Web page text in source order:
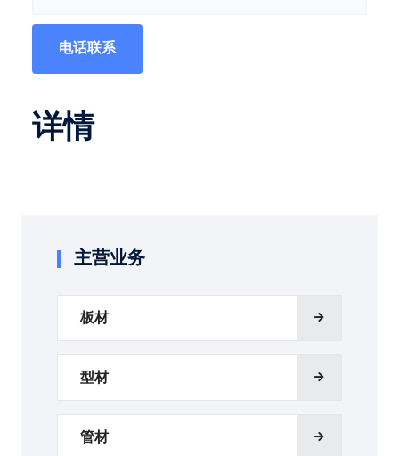
主营业务
板材
型材
管材
电话联系
详情